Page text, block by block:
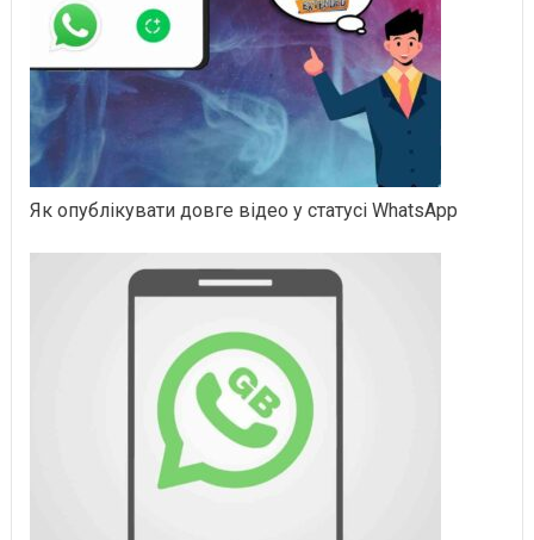
Як опублікувати довге відео у статусі WhatsApp